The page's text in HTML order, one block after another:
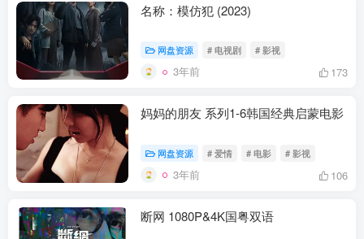
名称：模仿犯 (2023)
网盘资源 # 电视剧 # 影视
3年前 173
妈妈的朋友 系列1-6韩国经典启蒙电影
网盘资源 # 爱情 # 电影 # 影视
3年前 106
断网 1080P&4K国粤双语